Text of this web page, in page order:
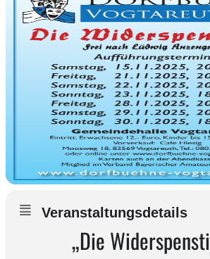
Veranstaltungsdetails
„Die